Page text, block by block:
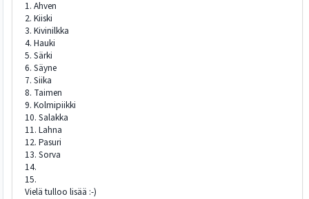
1. Ahven
2. Kiiski
3. Kivinilkka
4. Hauki
5. Särki
6. Säyne
7. Siika
8. Taimen
9. Kolmipiikki
10. Salakka
11. Lahna
12. Pasuri
13. Sorva
14.
15.
Vielä tulloo lisää :-)